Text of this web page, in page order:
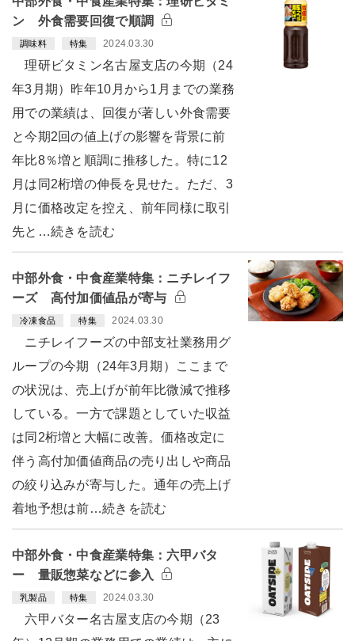
ン 外食需要回復で順調
調味料 特集 2024.03.30
理研ビタミン名古屋支店の今期（24
年3月期）昨年10月から1月までの業務
用での業績は、回復が著しい外食需要
と今期2回の値上げの影響を背景に前
年比8％増と順調に推移した。特に12
月は同2桁増の伸長を見せた。ただ、3
月に価格改定を控え、前年同様に取引
先と…続きを読む
中部外食・中食産業特集：ニチレイフ
ーズ 高付加価値品が寄与
冷凍食品 特集 2024.03.30
ニチレイフーズの中部支社業務用グ
ループの今期（24年3月期）ここまで
の状況は、売上げが前年比微減で推移
している。一方で課題としていた収益
は同2桁増と大幅に改善。価格改定に
伴う高付加価値商品の売り出しや商品
の絞り込みが寄与した。通年の売上げ
着地予想は前…続きを読む
中部外食・中食産業特集：六甲バタ
ー 量販惣菜などに参入
乳製品 特集 2024.03.30
六甲バター名古屋支店の今期（23